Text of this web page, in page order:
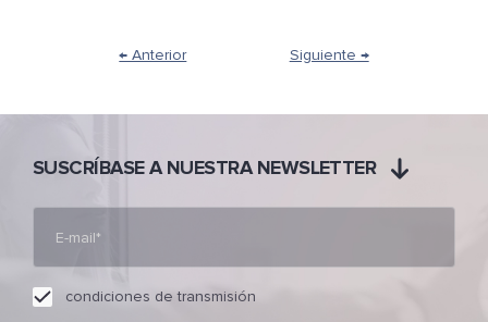
← Anterior Siguiente →
SUSCRÍBASE A NUESTRA NEWSLETTER
condiciones de transmisión